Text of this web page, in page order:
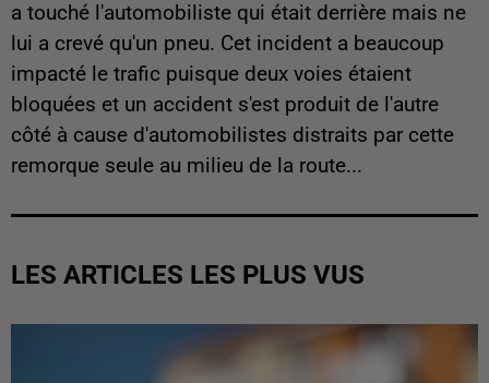
a touché l'automobiliste qui était derrière mais ne
lui a crevé qu'un pneu. Cet incident a beaucoup
impacté le trafic puisque deux voies étaient
bloquées et un accident s'est produit de l'autre
côté à cause d'automobilistes distraits par cette
remorque seule au milieu de la route...
LES ARTICLES LES PLUS VUS